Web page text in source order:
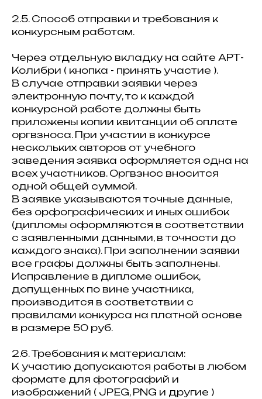
2.5. Способ отправки и требования к
конкурсным работам.
Через отдельную вкладку на сайте АРТ-
Колибри ( кнопка - принять участие ).
В случае отправки заявки через
электронную почту, то к каждой
конкурсной работе должны быть
приложены копии квитанции об оплате
оргвзноса. При участии в конкурсе
нескольких авторов от учебного
заведения заявка оформляется одна на
всех участников. Оргвзнос вносится
одной общей суммой.
В заявке указываются точные данные,
без орфографических и иных ошибок
(дипломы оформляются в соответствии
с заявленными данными, в точности до
каждого знака). При заполнении заявки
все графы должны быть заполнены.
Исправление в дипломе ошибок,
допущенных по вине участника,
производится в соответствии с
правилами конкурса на платной основе
в размере 50 руб.
2.6. Требования к материалам:
К участию допускаются работы в любом
формате для фотографий и
изображений ( JPEG, PNG и другие )